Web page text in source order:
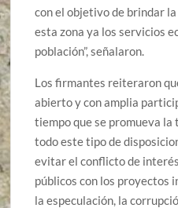
con el objetivo de brindar
esta zona ya los servicios
población”, señalaron.
Los firmantes reiteraron
abierto y con amplia
tiempo que se promueva
todo este tipo de
evitar el conflicto de
públicos con los proyectos
la especulación, la